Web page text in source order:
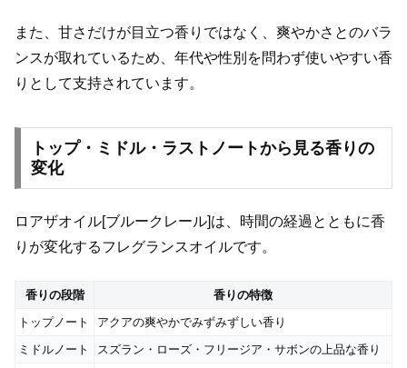
また、甘さだけが目立つ香りではなく、爽やかさとのバラ
ンスが取れているため、年代や性別を問わず使いやすい香
りとして支持されています。
トップ・ミドル・ラストノートから見る香りの
変化
ロアザオイル[ブルークレール]は、時間の経過とともに香
りが変化するフレグランスオイルです。
香りの段階
香りの特徴
トップノート
アクアの爽やかでみずみずしい香り
ミドルノート
スズラン・ローズ・フリージア・サボンの上品な香り